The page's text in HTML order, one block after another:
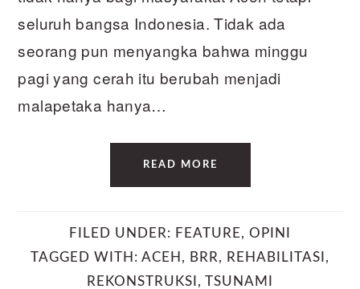
seluruh bangsa Indonesia. Tidak ada
seorang pun menyangka bahwa minggu
pagi yang cerah itu berubah menjadi
malapetaka hanya…
READ MORE
FILED UNDER: FEATURE, OPINI
TAGGED WITH: ACEH , BRR, REHABILITASI ,
REKONSTRUKSI , TSUNAMI